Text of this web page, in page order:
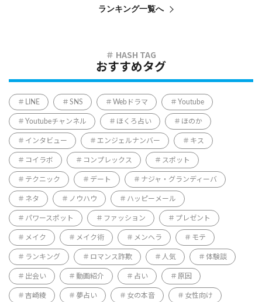
ランキング一覧へ
おすすめタグ
LINE SNS Webドラマ Youtube
Youtubeチャンネル ほくろ占い ほのか
インタビュー エンジェルナンバー キス
コイラボ コンプレックス スポット
テクニック デート ナジャ・グランディーバ
ネタ ノウハウ ハッピーメール
パワースポット ファッション プレゼント
メイク メイク術 メンヘラ モテ
ランキング ロマンス詐欺 人気 体験談
出会い 動画紹介 占い 原因
吉崎綾 夢占い 女の本音 女性向け